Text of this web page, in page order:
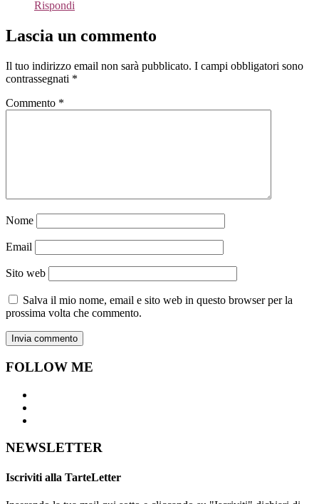
Rispondi
Lascia un commento
Il tuo indirizzo email non sarà pubblicato. I campi obbligatori sono
contrassegnati *
Commento *
Nome
Email
Sito web
Salva il mio nome, email e sito web in questo browser per la
prossima volta che commento.
FOLLOW ME
NEWSLETTER
Iscriviti alla TarteLetter